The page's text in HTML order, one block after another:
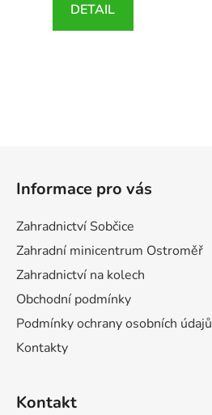
DETAIL
Informace pro vás
Zahradnictví Sobčice
Zahradní minicentrum Ostroměř
Zahradnictví na kolech
Obchodní podmínky
Podmínky ochrany osobních údajů
Kontakty
Kontakt